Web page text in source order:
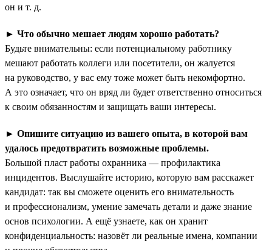
он и т. д.
► Что обычно мешает людям хорошо работать?
Будьте внимательны: если потенциальному работнику
мешают работать коллеги или посетители, он жалуется
на руководство, у вас ему тоже может быть некомфортно.
А это означает, что он вряд ли будет ответственно относиться
к своим обязанностям и защищать ваши интересы.
► Опишите ситуацию из вашего опыта, в которой вам
удалось предотвратить возможные проблемы.
Большой пласт работы охранника — профилактика
инцидентов. Выслушайте историю, которую вам расскажет
кандидат: так вы сможете оценить его внимательность
и профессионализм, умение замечать детали и даже знание
основ психологии. А ещё узнаете, как он хранит
конфиденциальность: назовёт ли реальные имена, компании